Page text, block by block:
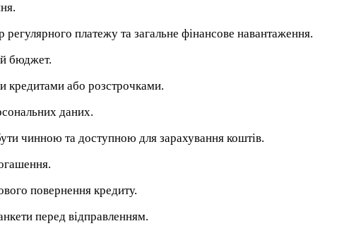
платежу та загальне фінансове навантаження.
бюджет.
кредитами або розстрочками.
даних.
чинною та доступною для зарахування коштів.
повернення кредиту.
перед відправленням.